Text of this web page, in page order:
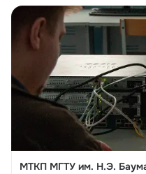
МТКП МГТУ им. Н.Э.